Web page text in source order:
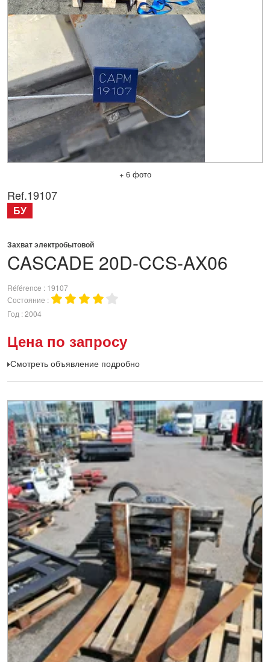
+ 6 фото
CASCADE 20D-CCS-AX06
Захват электробытовой
Référence
19107
Состояние
Год 2004
Цена по запросу
Смотреть объявление подробно
Ref.19107
БУ